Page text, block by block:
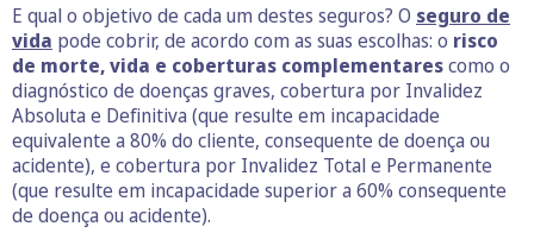
E qual o objetivo de cada um destes seguros? O seguro de
vida pode cobrir, de acordo com as suas escolhas: o risco
de morte, vida e coberturas complementarescomo o
diagnóstico de doenças graves, cobertura por Invalidez
Absoluta e Definitiva (que resulte em incapacidade
equivalente a 80% do cliente, consequente de doença ou
acidente), e cobertura por Invalidez Total e Permanente
(que resulte em incapacidade superior a 60% consequente
de doença ou acidente).